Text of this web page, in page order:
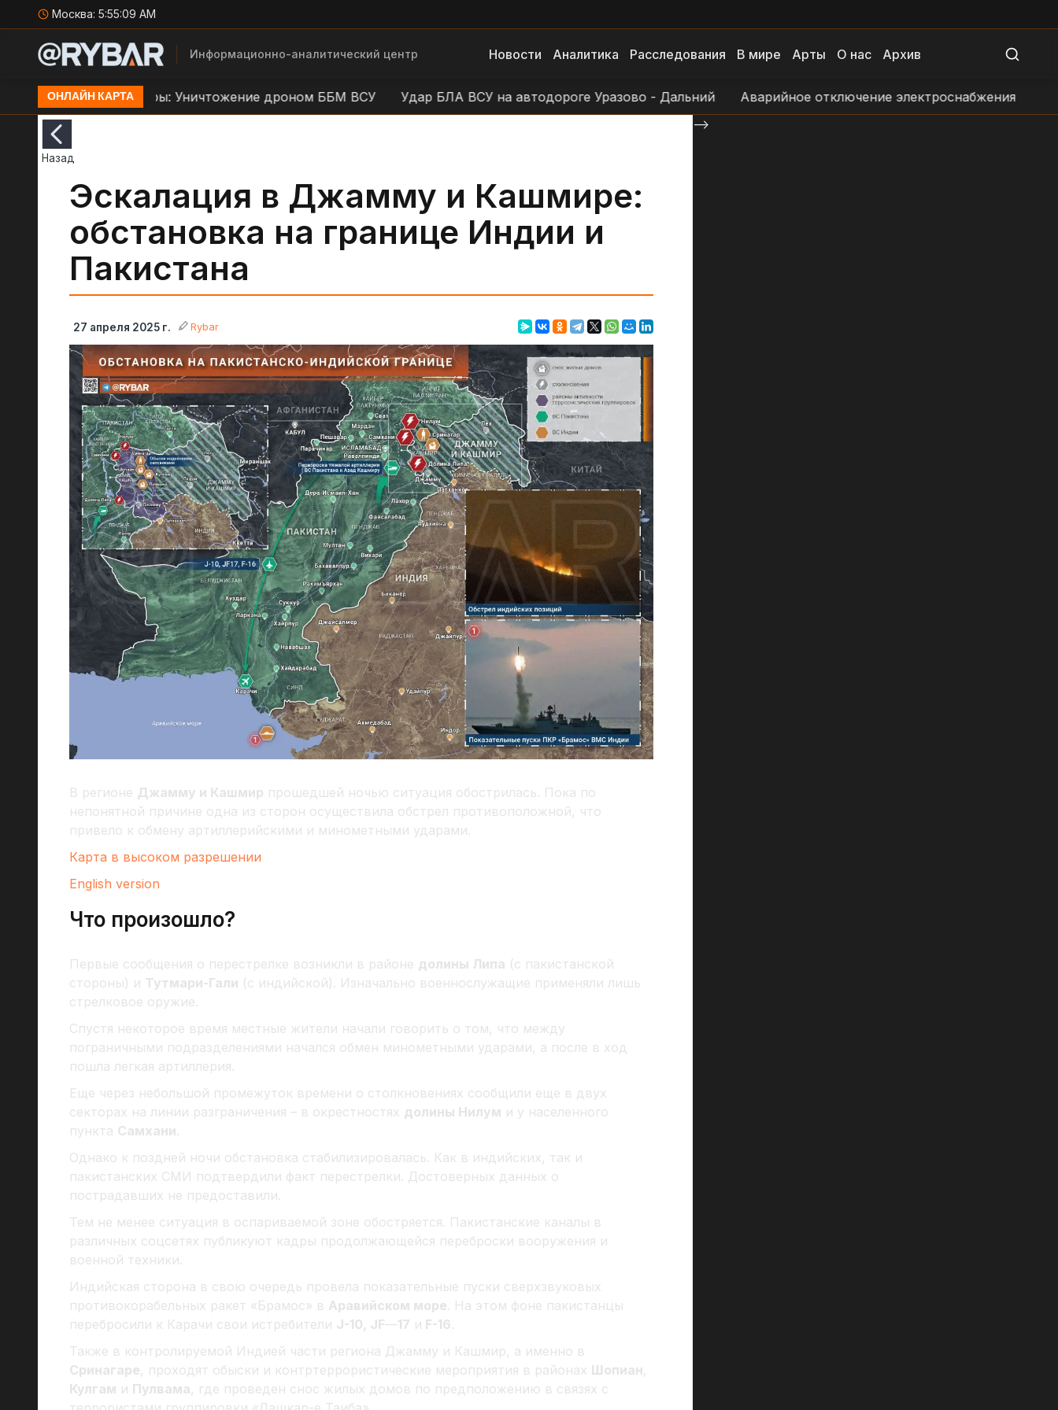
Москва: 5:55:10 AM
Информационно-аналитический центр Новости Аналитика Расследования В мире Арты О нас Архив
ОНЛАЙН КАРТА
Кадры: Уничтожение дроном ББМ ВСУ Удар БЛА ВСУ на автодороге Уразово - Дальний Аварийное отключение электроснабжения в н.п.
Назад
Эскалация в Джамму и Кашмире:
обстановка на границе Индии и
Пакистана
27 апреля 2025 г. Rybar
В регионе Джамму и Кашмир прошедшей ночью ситуация обострилась. Пока по
непонятной причине одна из сторон осуществила обстрел противоположной, что
привело к обмену артиллерийскими и минометными ударами.
Карта в высоком разрешении
English version
Что произошло?
Первые сообщения о перестрелке возникли в районе долины Липа (с пакистанской
стороны) и Тутмари-Гали (с индийской). Изначально военнослужащие применяли лишь
стрелковое оружие.
Спустя некоторое время местные жители начали говорить о том, что между
пограничными подразделениями начался обмен минометными ударами, а после в ход
пошла легкая артиллерия.
Еще через небольшой промежуток времени о столкновениях сообщили еще в двух
секторах на линии разграничения – в окрестностях долины Нилум и у населенного
пункта Самхани.
Однако к поздней ночи обстановка стабилизировалась. Как в индийских, так и
пакистанских СМИ подтвердили факт перестрелки. Достоверных данных о
пострадавших не предоставили.
Тем не менее ситуация в оспариваемой зоне обостряется. Пакистанские каналы в
различных соцсетях публикуют кадры продолжающейся переброски вооружения и
военной техники.
Индийская сторона в свою очередь провела показательные пуски сверхзвуковых
противокорабельных ракет «Брамос» в Аравийском море. На этом фоне пакистанцы
перебросили к Карачи свои истребители J-10, JF—17 и F-16.
Также в контролируемой Индией части региона Джамму и Кашмир, а именно в
Сринагаре, проходят обыски и контртеррористические мероприятия в районах Шопиан,
Кулгам и Пулвама, где проведен снос жилых домов по предположению в связях с
-->